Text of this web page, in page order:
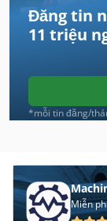
Case Ih Cs 94
Case Ih Cvx
Case Ih
Case Ih
Case Ih Mx
Case Ih Mx
Đăng tin
11 triệu
*mỗi tin đăng/
Miễn